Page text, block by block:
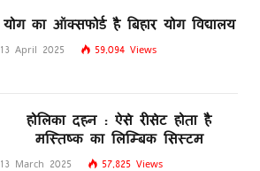
योग का ऑक्सफोर्ड है बिहार योग विद्यालय
13 April 2025 59,094 Views
होलिका दहन : ऐसे रीसेट होता है
मस्तिष्क का लिम्बिक सिस्टम
13 March 2025 57,825 Views